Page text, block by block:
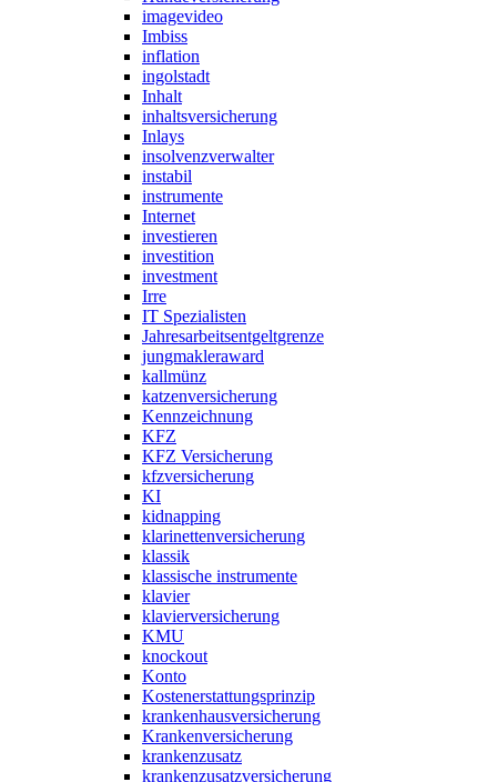
imagevideo
Imbiss
inflation
ingolstadt
Inhalt
inhaltsversicherung
Inlays
insolvenzverwalter
instabil
instrumente
Internet
investieren
investition
investment
Irre
IT Spezialisten
Jahresarbeitsentgeltgrenze
jungmakleraward
kallmünz
katzenversicherung
Kennzeichnung
KFZ
KFZ Versicherung
kfzversicherung
KI
kidnapping
klarinettenversicherung
klassik
klassische instrumente
klavier
klavierversicherung
KMU
knockout
Konto
Kostenerstattungsprinzip
krankenhausversicherung
Krankenversicherung
krankenzusatz
krankenzusatzversicherung